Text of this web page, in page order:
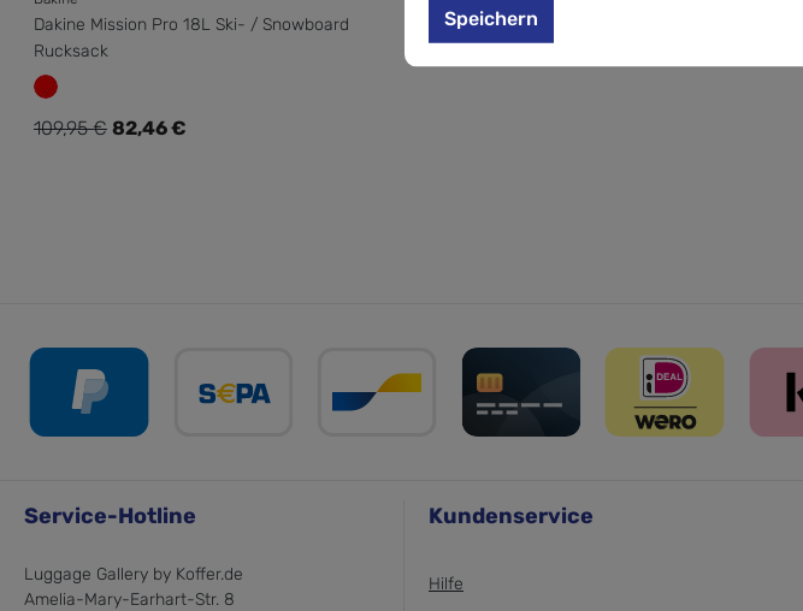
Dakine Mission Pro 18L Ski- / Snowboard
Rucksack
Verkaufspreis:
82,46 €
Regulärer Preis:
109,95 €
Service-Hotline
Luggage Gallery by Koffer.de
Amelia-Mary-Earhart-Str. 8
Kundenservice
Hilfe
Speichern